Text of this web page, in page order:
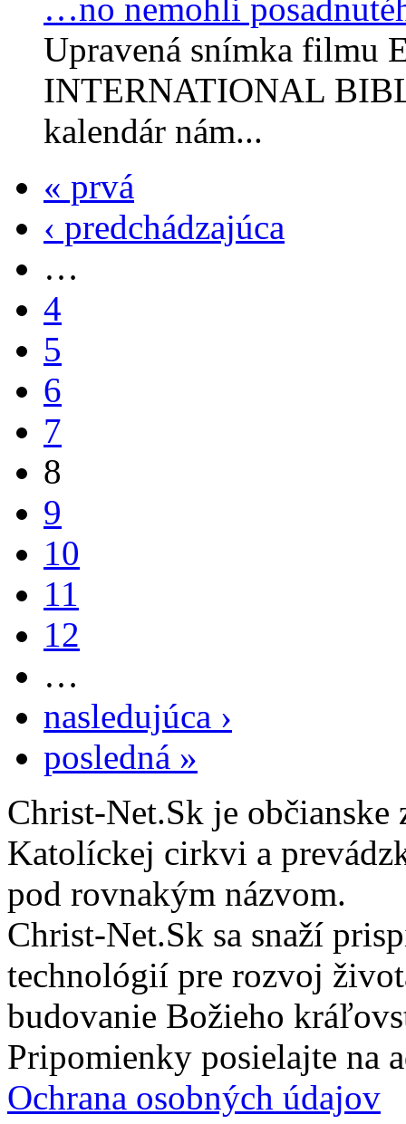
…no nemohli
Upravená snímka filmu
INTERNATIONAL
kalendár nám...
« prvá
‹ predchádzajúca
…
4
5
6
7
8
9
10
11
12
…
nasledujúca ›
posledná »
Christ-Net.Sk je
Katolíckej cirkvi a
pod rovnakým názvom.
Christ-Net.Sk sa snaží
technológií pre rozvoj
budovanie Božieho
Pripomienky posielajte na
Ochrana osobných údajov